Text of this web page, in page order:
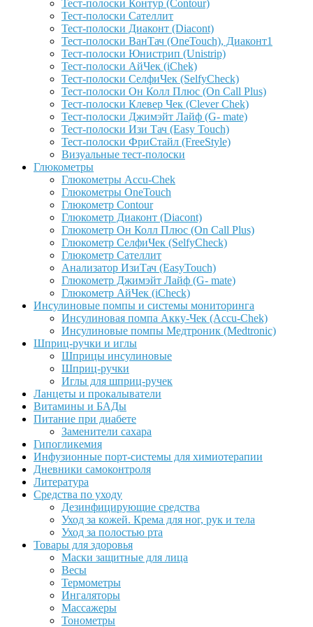
Тест-полоски Контур (Contour)
Тест-полоски Сателлит
Тест-полоски Диаконт (Diacont)
Тест-полоски ВанТач (OneTouch), Диаконт1
Тест-полоски Юнистрип (Unistrip)
Тест-полоски АйЧек (iChek)
Тест-полоски СелфиЧек (SelfyCheck)
Тест-полоски Он Колл Плюс (On Call Plus)
Тест-полоски Клевер Чек (Clever Chek)
Тест-полоски Джимэйт Лайф (G- mate)
Тест-полоски Изи Тач (Easy Touch)
Тест-полоски ФриCтайл (FreeStyle)
Визуальные тест-полоски
Глюкометры
Глюкометры Accu-Сhek
Глюкометры OneTouch
Глюкометр Contour
Глюкометр Диаконт (Diacont)
Глюкометр Он Колл Плюс (On Call Plus)
Глюкометр СелфиЧек (SelfyCheck)
Глюкометр Сателлит
Анализатор ИзиТач (EasyTouch)
Глюкометр Джимэйт Лайф (G- mate)
Глюкометр АйЧек (iCheck)
Инсулиновые помпы и системы мониторинга
Инсулиновая помпа Акку-Чек (Accu-Chek)
Инсулиновые помпы Медтроник (Medtronic)
Шприц-ручки и иглы
Шприцы инсулиновые
Шприц-ручки
Иглы для шприц-ручек
Ланцеты и прокалыватели
Витамины и БАДы
Питание при диабете
Заменители сахара
Гипогликемия
Инфузионные порт-системы для химиотерапии
Дневники самоконтроля
Литература
Средства по уходу
Дезинфицирующие средства
Уход за кожей. Крема для ног, рук и тела
Уход за полостью рта
Товары для здоровья
Маски защитные для лица
Весы
Термометры
Ингаляторы
Массажеры
Тонометры